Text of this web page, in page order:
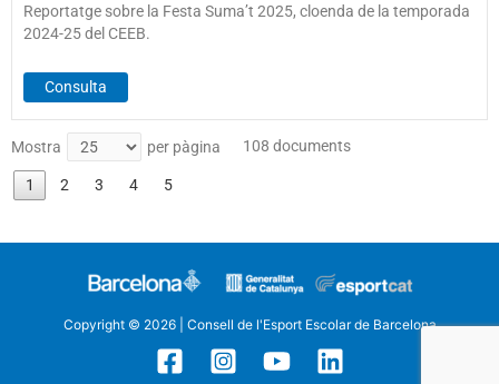
Reportatge sobre la Festa Suma’t 2025, cloenda de la temporada
2024-25 del CEEB.
Consulta
Mostra per pàgina 108 documents
1 2 3 4 5
Copyright © 2026 | Consell de l'Esport Escolar de Barcelona